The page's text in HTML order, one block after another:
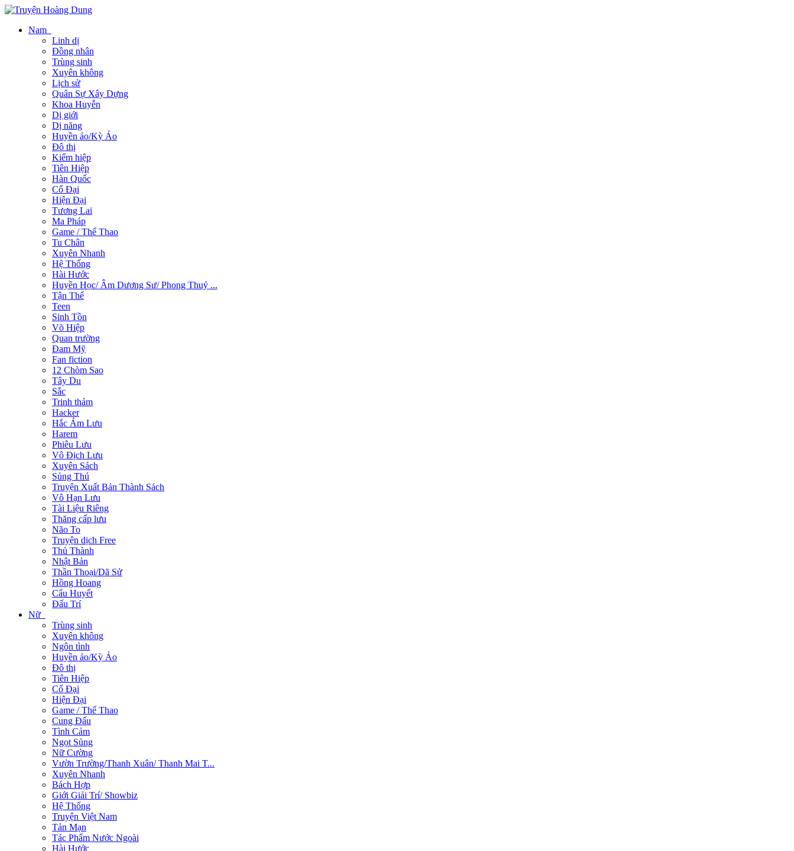
Nam
Linh dị
Đồng nhân
Trùng sinh
Xuyên không
Lịch sử
Quân Sự Xây Dựng
Khoa Huyễn
Dị giới
Dị năng
Huyền ảo/Kỳ Ảo
Đô thị
Kiếm hiệp
Tiên Hiệp
Hàn Quốc
Cổ Đại
Hiện Đại
Tương Lai
Ma Pháp
Game / Thể Thao
Tu Chân
Xuyên Nhanh
Hệ Thống
Hài Hước
Huyền Học/ Âm Dương Sư/ Phong Thuỷ ...
Tận Thế
Teen
Sinh Tồn
Võ Hiệp
Quan trường
Đam Mỹ
Fan fiction
12 Chòm Sao
Tây Du
Sắc
Trinh thám
Hacker
Hắc Ám Lưu
Harem
Phiêu Lưu
Vô Địch Lưu
Xuyên Sách
Sủng Thú
Truyện Xuất Bản Thành Sách
Vô Hạn Lưu
Tài Liệu Riêng
Thăng cấp lưu
Não To
Truyện dịch Free
Thủ Thành
Nhật Bản
Thần Thoại/Dã Sử
Hồng Hoang
Cẩu Huyết
Đấu Trí
Nữ
Trùng sinh
Xuyên không
Ngôn tình
Huyền ảo/Kỳ Ảo
Đô thị
Tiên Hiệp
Cổ Đại
Hiện Đại
Game / Thể Thao
Cung Đấu
Tình Cảm
Ngọt Sủng
Nữ Cường
Vườn Trường/Thanh Xuân/ Thanh Mai T...
Xuyên Nhanh
Bách Hợp
Giới Giải Trí/ Showbiz
Hệ Thống
Truyện Việt Nam
Tản Mạn
Tác Phẩm Nước Ngoài
Hài Hước